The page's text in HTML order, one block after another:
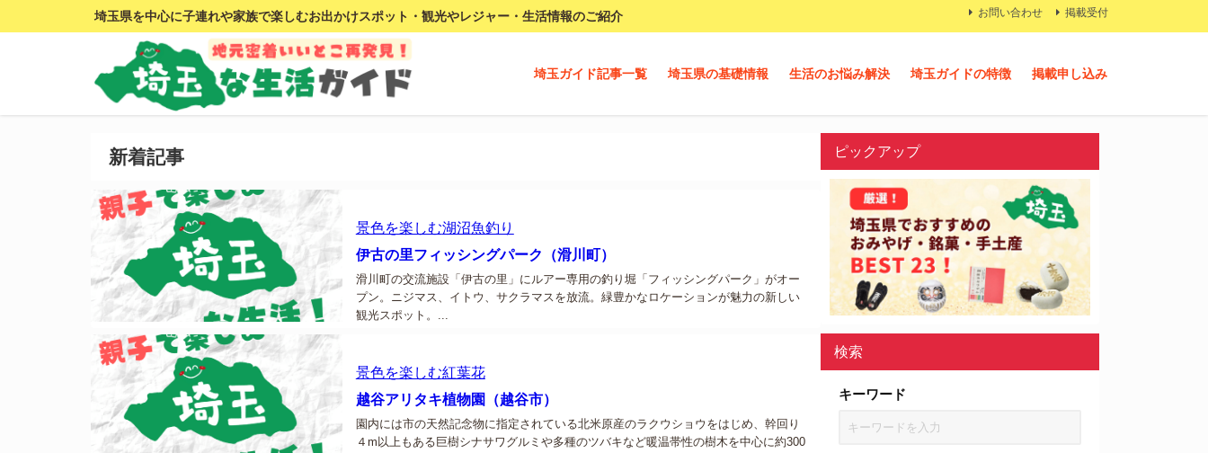
埼玉県を中心に子連れや家族で楽しむお出かけスポット・観光やレジャー・生活情報のご紹介 お問い合わせ 掲載受付
埼玉ガイド記事一覧 埼玉県の基礎情報 生活のお悩み解決 埼玉ガイドの特徴 掲載申し込み
新着記事
景色を楽しむ湖沼魚釣り
伊古の里フィッシングパーク（滑川町）
滑川町の交流施設「伊古の里」にルアー専用の釣り堀「フィッシングパーク」がオー
プン。ニジマス、イトウ、サクラマスを放流。緑豊かなロケーションが魅力の新しい
観光スポット。...
景色を楽しむ紅葉花
越谷アリタキ植物園（越谷市）
園内には市の天然記念物に指定されている北米原産のラクウショウをはじめ、幹回り
４m以上もある巨樹シナサワグルミや多種のツバキなど暖温帯性の樹木を中心に約300
ピックアップ
検索
キーワード